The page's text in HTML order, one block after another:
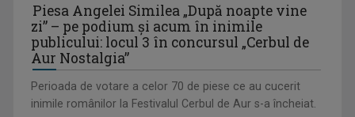
Piesa Angelei Similea „După noapte vine
zi” – pe podium şi acum în inimile
publicului: locul 3 în concursul „Cerbul de
Aur Nostalgia”
Perioada de votare a celor 70 de piese ce au cucerit
inimile românilor la Festivalul Cerbul de Aur s-a încheiat.